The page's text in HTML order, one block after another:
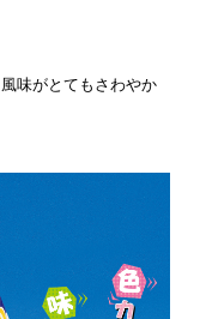
味がとてもさわやか